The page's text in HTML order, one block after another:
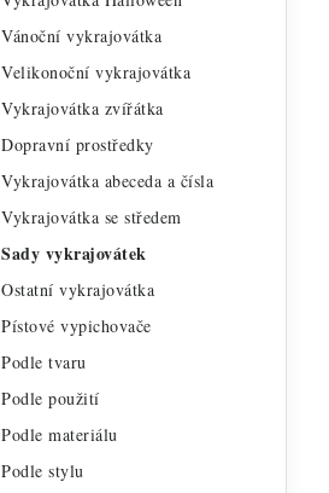
Vánoční vykrajovátka
Velikonoční vykrajovátka
Vykrajovátka zvířátka
Dopravní prostředky
Vykrajovátka abeceda a čísla
Vykrajovátka se středem
Sady vykrajovátek
Ostatní vykrajovátka
Pístové vypichovače
Podle tvaru
Podle použití
Podle materiálu
Podle stylu